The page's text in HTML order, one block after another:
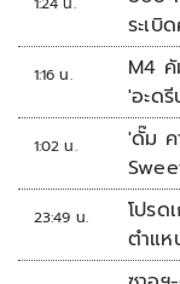
ระเบิ
1:16 น.
M4
'อะด
1:02 น.
'ดั๊ม ค
23:49 น.
โปรด
ตำแห
'พลต